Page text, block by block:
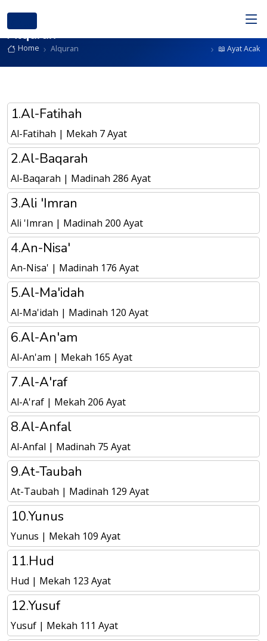
Home Alquran 📖 Ayat Acak
Alquran
1.Al-Fatihah
Al-Fatihah | Mekah 7 Ayat
2.Al-Baqarah
Al-Baqarah | Madinah 286 Ayat
3.Ali 'Imran
Ali 'Imran | Madinah 200 Ayat
4.An-Nisa'
An-Nisa' | Madinah 176 Ayat
5.Al-Ma'idah
Al-Ma'idah | Madinah 120 Ayat
6.Al-An'am
Al-An'am | Mekah 165 Ayat
7.Al-A'raf
Al-A'raf | Mekah 206 Ayat
8.Al-Anfal
Al-Anfal | Madinah 75 Ayat
9.At-Taubah
At-Taubah | Madinah 129 Ayat
10.Yunus
Yunus | Mekah 109 Ayat
11.Hud
Hud | Mekah 123 Ayat
12.Yusuf
Yusuf | Mekah 111 Ayat